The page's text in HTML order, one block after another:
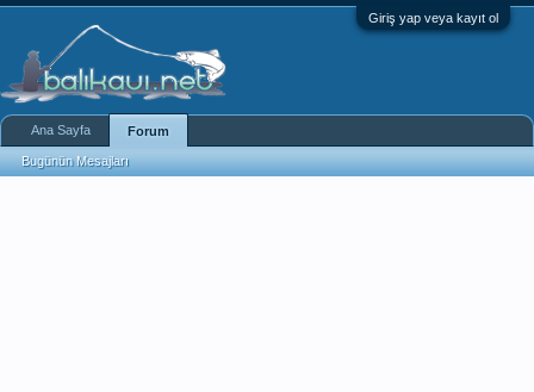
Giriş yap veya kayıt ol
Ana Sayfa Forum
Bugünün Mesajları